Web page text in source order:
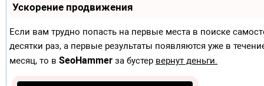
Ускорение продвижения
Если вам трудно попасть на первые места в поиске
десятки раз, а первые результаты появляются уже в
месяц, то в SeoHammer за бустер вернут деньги.